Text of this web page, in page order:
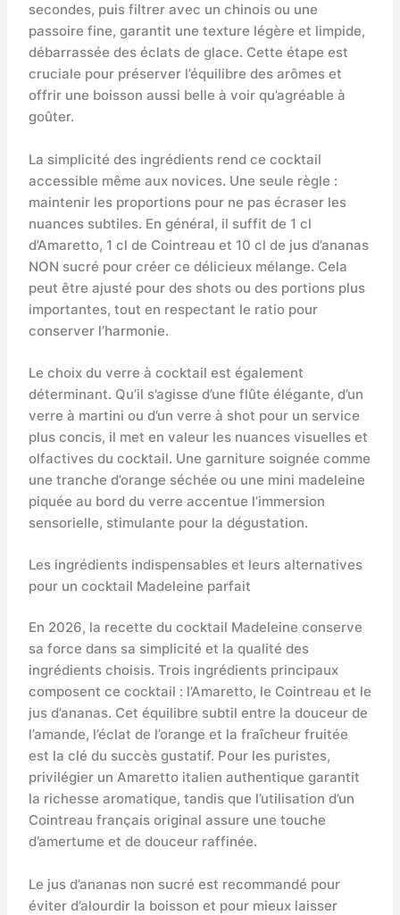
secondes, puis filtrer avec un chinois ou une
passoire fine, garantit une texture légère et limpide,
débarrassée des éclats de glace. Cette étape est
cruciale pour préserver l’équilibre des arômes et
offrir une boisson aussi belle à voir qu’agréable à
goûter.
La simplicité des ingrédients rend ce cocktail
accessible même aux novices. Une seule règle :
maintenir les proportions pour ne pas écraser les
nuances subtiles. En général, il suffit de 1 cl
d’Amaretto, 1 cl de Cointreau et 10 cl de jus d’ananas
NON sucré pour créer ce délicieux mélange. Cela
peut être ajusté pour des shots ou des portions plus
importantes, tout en respectant le ratio pour
conserver l’harmonie.
Le choix du verre à cocktail est également
déterminant. Qu’il s’agisse d’une flûte élégante, d’un
verre à martini ou d’un verre à shot pour un service
plus concis, il met en valeur les nuances visuelles et
olfactives du cocktail. Une garniture soignée comme
une tranche d’orange séchée ou une mini madeleine
piquée au bord du verre accentue l’immersion
sensorielle, stimulante pour la dégustation.
Les ingrédients indispensables et leurs alternatives
pour un cocktail Madeleine parfait
En 2026, la recette du cocktail Madeleine conserve
sa force dans sa simplicité et la qualité des
ingrédients choisis. Trois ingrédients principaux
composent ce cocktail : l’Amaretto, le Cointreau et le
jus d’ananas. Cet équilibre subtil entre la douceur de
l’amande, l’éclat de l’orange et la fraîcheur fruitée
est la clé du succès gustatif. Pour les puristes,
privilégier un Amaretto italien authentique garantit
la richesse aromatique, tandis que l’utilisation d’un
Cointreau français original assure une touche
d’amertume et de douceur raffinée.
Le jus d’ananas non sucré est recommandé pour
éviter d’alourdir la boisson et pour mieux laisser